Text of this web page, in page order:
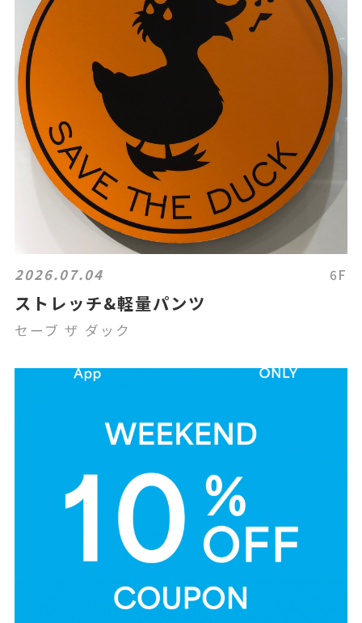
2026.07.04 6F
ストレッチ&軽量パンツ
セーブ ザ ダック